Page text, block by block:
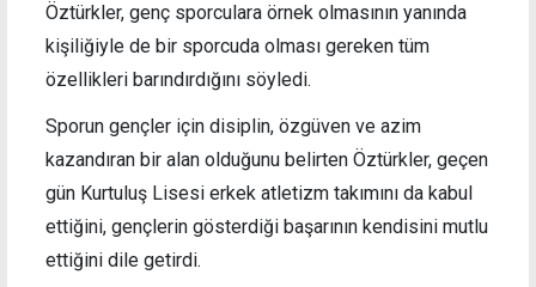
Öztürkler, genç sporculara örnek olmasının yanında
kişiliğiyle de bir sporcuda olması gereken tüm
özellikleri barındırdığını söyledi.
Sporun gençler için disiplin, özgüven ve azim
kazandıran bir alan olduğunu belirten Öztürkler, geçen
gün Kurtuluş Lisesi erkek atletizm takımını da kabul
ettiğini, gençlerin gösterdiği başarının kendisini mutlu
ettiğini dile getirdi.